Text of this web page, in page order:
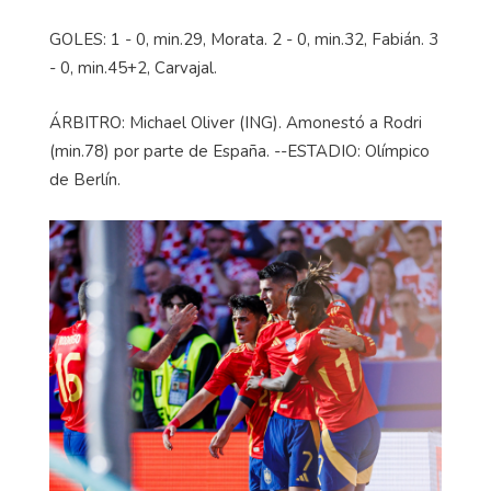
GOLES: 1 - 0, min.29, Morata. 2 - 0, min.32, Fabián. 3
- 0, min.45+2, Carvajal.
ÁRBITRO: Michael Oliver (ING). Amonestó a Rodri
(min.78) por parte de España. --ESTADIO: Olímpico
de Berlín.